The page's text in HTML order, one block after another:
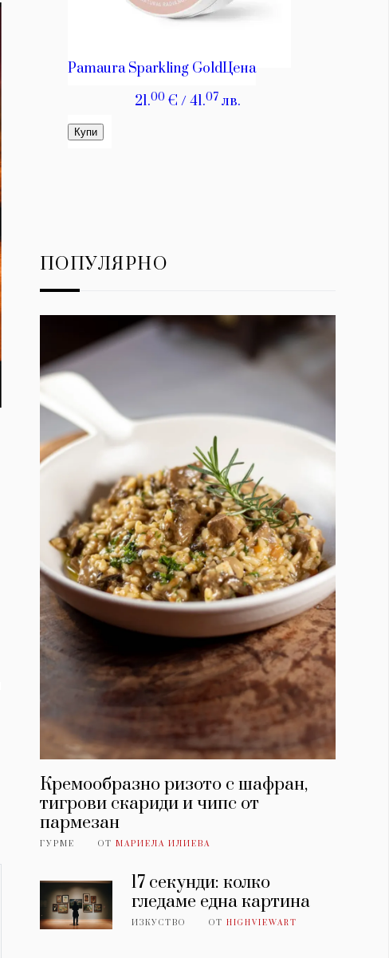
ПОПУЛЯРНО
Кремообразно ризото с шафран,
тигрови скариди и чипс от
пармезан
ГУРМЕ ОТ МАРИЕЛА ИЛИЕВА
17 секунди: колко
гледаме една картина
ИЗКУСТВО ОТHIGHVIEWART